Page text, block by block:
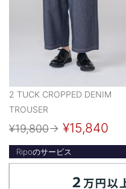
2 TUCK CROPPED DENIM
TROUSER
¥19,800→ ¥15,840
Ripoのサービス